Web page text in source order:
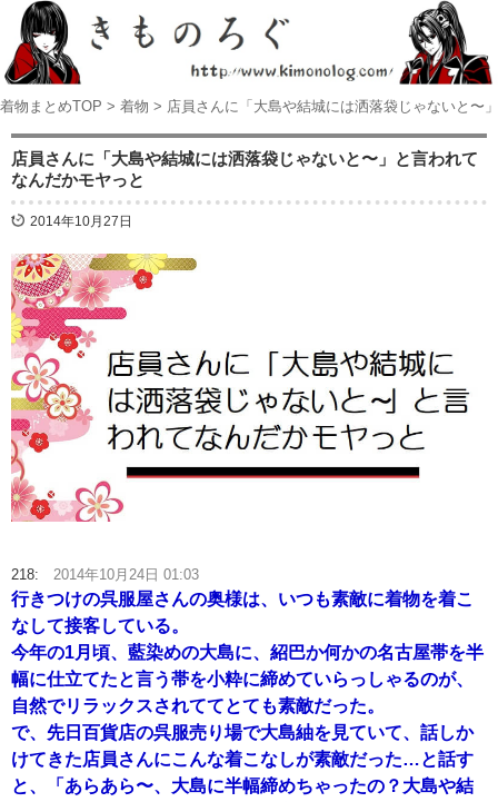
着物まとめTOP > 着物 > 店員さんに「大島や結城には洒落袋じゃないと〜
店員さんに「大島や結城には洒落袋じゃないと〜」と言われて
なんだかモヤっと
2014年10月27日
218: 2014年10月24日 01:03
行きつけの呉服屋さんの奥様は、いつも素敵に着物を着こ
なして接客している。
今年の1月頃、藍染めの大島に、紹巴か何かの名古屋帯を半
幅に仕立てたと言う帯を小粋に締めていらっしゃるのが、
自然でリラックスされててとても素敵だった。
で、先日百貨店の呉服売り場で大島紬を見ていて、話しか
けてきた店員さんにこんな着こなしが素敵だった…と話す
と、「あらあら〜、大島に半幅締めちゃったの？大島や結